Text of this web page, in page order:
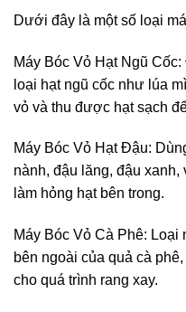
Dưới đây là một số loại
Máy Bóc Vỏ Hạt Ngũ
loại hạt ngũ cốc như lúa
vỏ và thu được hạt sạch
Máy Bóc Vỏ Hạt Đậu:
nành, đậu lăng, đậu
làm hỏng hạt bên trong.
Máy Bóc Vỏ Cà Phê:
bên ngoài của quả cà
cho quá trình rang xay.